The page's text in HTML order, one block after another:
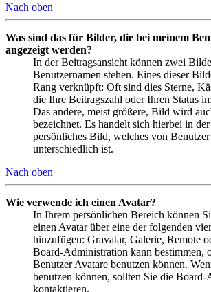
Nach oben
Was sind das für Bilder, die bei meinem
angezeigt werden?
In der Beitragsansicht können zwei
Benutzernamen stehen. Eines dieser
Rang verknüpft: Oft sind dies Sterne,
die Ihre Beitragszahl oder Ihren Status
Das andere, meist größere, Bild wird
bezeichnet. Es handelt sich hierbei in
persönliches Bild, welches von
unterschiedlich ist.
Nach oben
Wie verwende ich einen Avatar?
In Ihrem persönlichen Bereich können
einen Avatar über eine der folgenden
hinzufügen: Gravatar, Galerie, Remote
Board-Administration kann bestimmen,
Benutzer Avatare benutzen können.
benutzen können, sollten Sie die Board-
kontaktieren.